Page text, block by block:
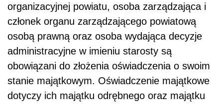
organizacyjnej powiatu, osoba zarządzająca i
członek organu zarządzającego powiatową
osobą prawną oraz osoba wydająca decyzje
administracyjne w imieniu starosty są
obowiązani do złożenia oświadczenia o swoim
stanie majątkowym. Oświadczenie majątkowe
dotyczy ich majątku odrębnego oraz majątku